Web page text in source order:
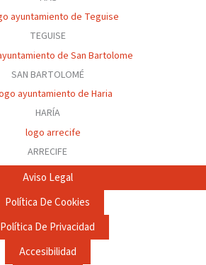
TEGUISE
SAN BARTOLOMÉ
HARÍA
ARRECIFE
Aviso Legal
Política De Cookies
Política De Privacidad
Accesibilidad